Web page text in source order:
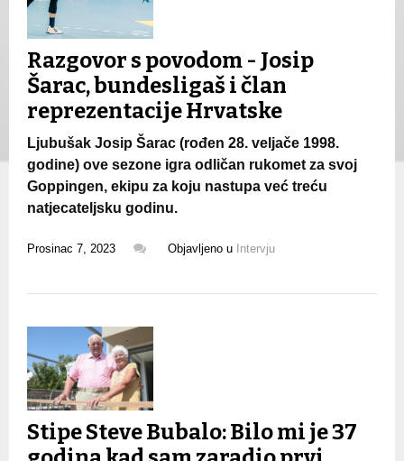
Razgovor s povodom - Josip
Šarac, bundesligaš i član
reprezentacije Hrvatske
Ljubušak Josip Šarac (rođen 28. veljače 1998.
godine) ove sezone igra odličan rukomet za svoj
Goppingen, ekipu za koju nastupa već treću
natjecateljsku godinu.
Prosinac 7, 2023 Objavljeno u Intervju
Stipe Steve Bubalo: Bilo mi je 37